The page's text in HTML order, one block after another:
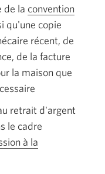
de la convention
qu'une copie
récent, de
de la facture
la maison que
retrait d'argent
le cadre
à la